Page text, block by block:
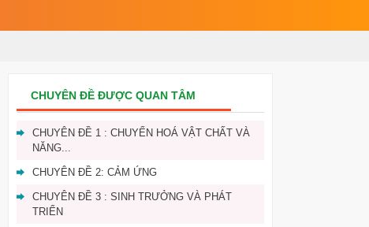
CHUYÊN ĐỀ ĐƯỢC QUAN TÂM
CHUYÊN ĐỀ 1 : CHUYỂN HOÁ VẬT CHẤT VÀ
NĂNG...
CHUYÊN ĐỀ 2: CẢM ỨNG
CHUYÊN ĐỀ 3 : SINH TRƯỞNG VÀ PHÁT
TRIỂN